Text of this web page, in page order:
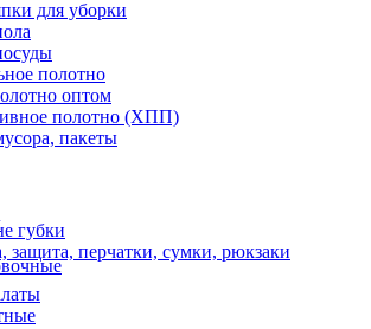
для уборки
полотно
оптом
полотно (ХПП)
пакеты
губки
защита, перчатки, сумки, рюкзаки